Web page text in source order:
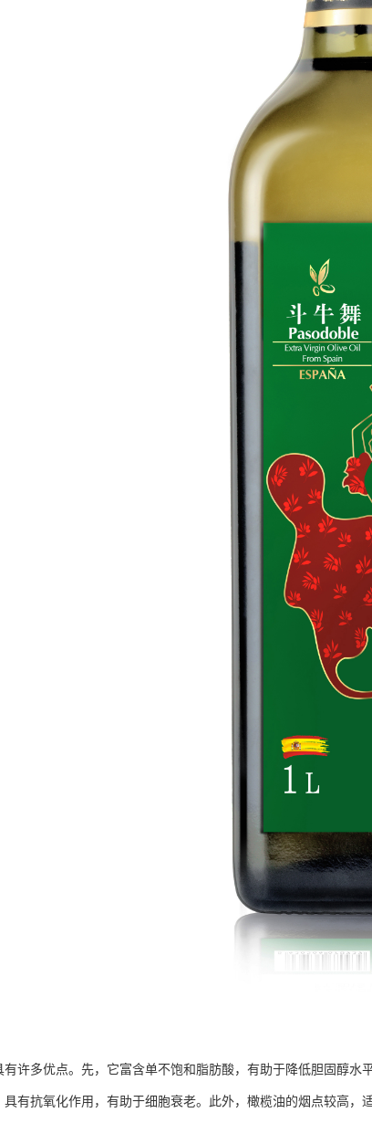
有许多优点。先，它富含单不饱和脂肪酸，有助于降低胆固醇
具有抗氧化作用，有助于细胞衰老。此外，橄榄油的烟点较高，